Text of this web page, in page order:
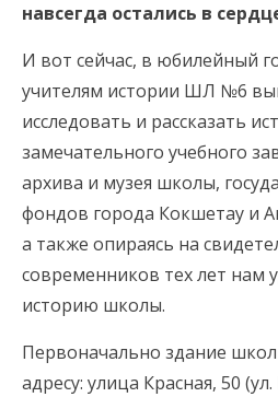
навсегда остались в
И вот сейчас, в юбилейный
учителям истории ШЛ №6
исследовать и рассказать
замечательного учебного
архива и музея школы,
фондов города Кокшетау и
а также опираясь на
современников тех лет нам
историю школы.
Первоначально здание
адресу: улица Красная, 50